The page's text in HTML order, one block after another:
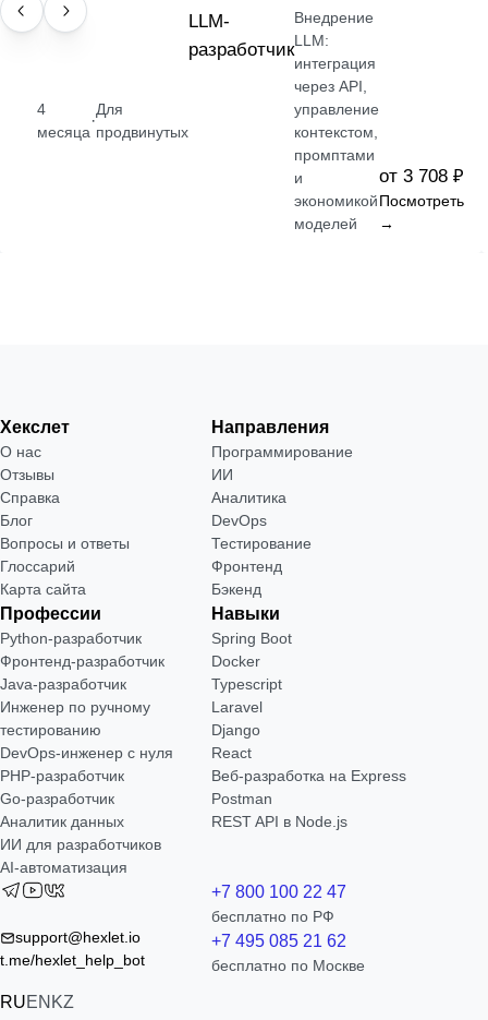
ПРОФЕССИЯ
4
месяца
·
Для
продвинутых
LLM-
разработчик
Внедрение
LLM:
интеграция
через API,
управление
контекстом,
промптами
и
экономикой
моделей
от 3 708 ₽
Посмотреть
→
Хекслет
О нас
Отзывы
Справка
Блог
Вопросы и ответы
Глоссарий
Карта сайта
Направления
Программирование
ИИ
Аналитика
DevOps
Тестирование
Фронтенд
Бэкенд
Профессии
Python-разработчик
Фронтенд-разработчик
Java-разработчик
Инженер по ручному
тестированию
DevOps-инженер с нуля
РНР-разработчик
Go-разработчик
Аналитик данных
ИИ для разработчиков
AI-автоматизация
Навыки
Spring Boot
Docker
Typescript
Laravel
Django
React
Веб-разработка на Express
Postman
REST API в Node.js
support@hexlet.io
t.me/hexlet_help_bot
RUEN KZ
+7 800 100 22 47
бесплатно по РФ
+7 495 085 21 62
бесплатно по Москве